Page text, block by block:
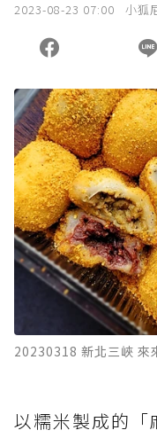
2023-08-23 07:00 小狐
20230318 新北三峽 來
以糯米製成的「